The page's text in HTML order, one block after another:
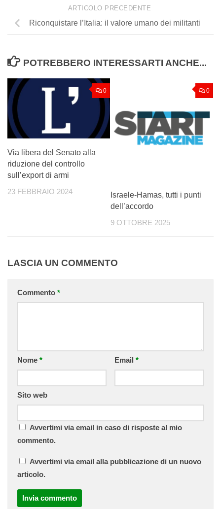
ARTICOLO PRECEDENTE
Riconquistare l’Italia: il valore umano dei militanti
POTREBBERO INTERESSARTI ANCHE...
0
Via libera del Senato alla
riduzione del controllo
sull’export di armi
23 FEBBRAIO 2024
0
Israele-Hamas, tutti i punti
dell’accordo
9 OTTOBRE 2025
LASCIA UN COMMENTO
Commento *
Nome * Email *
Sito web
Avvertimi via email in caso di risposte al mio
commento.
Avvertimi via email alla pubblicazione di un nuovo
articolo.